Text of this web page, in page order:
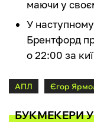
маючи у
У
Брентфорд
о 22:00 за
АПЛ Єгор
БУКМЕКЕРИ